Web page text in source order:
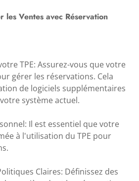
les Ventes avec Réservation
TPE: Assurez-vous que votre
gérer les réservations. Cela
de logiciels supplémentaires
système actuel.
Il est essentiel que votre
à l'utilisation du TPE pour
Claires: Définissez des